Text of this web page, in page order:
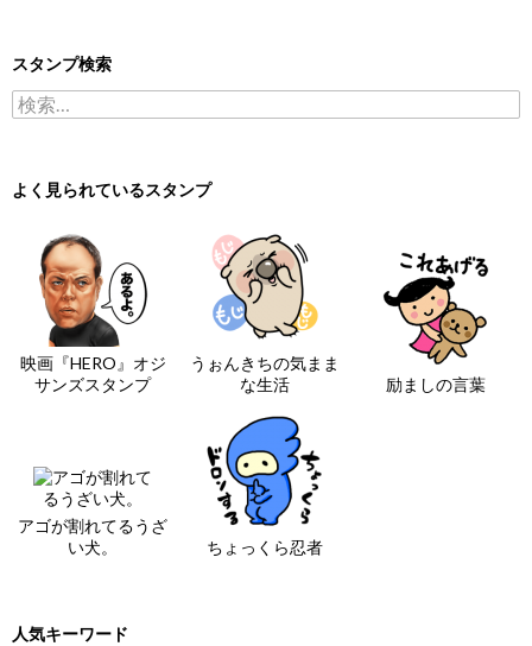
スタンプ検索
検索:
よく見られているスタンプ
映画『HERO』オジ
サンズスタンプ
うぉんきちの気まま
な生活
励ましの言葉
アゴが割れてるうざ
い犬。
ちょっくら忍者
人気キーワード